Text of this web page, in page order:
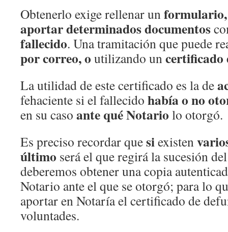
Obtenerlo exige rellenar un
aportar determinados documentos
fallecido. Una tramitación que puede
por correo, o utilizando un
La utilidad de este certificado es la de
fehaciente si el fallecido había o no
en su caso ante qué Notario lo otorgó.
Es preciso recordar quesiexisten
último será el que regirá la sucesión
deberemos obtener una copia
Notario ante el que se otorgó; para lo
aportar en Notaría el certificado de
voluntades.